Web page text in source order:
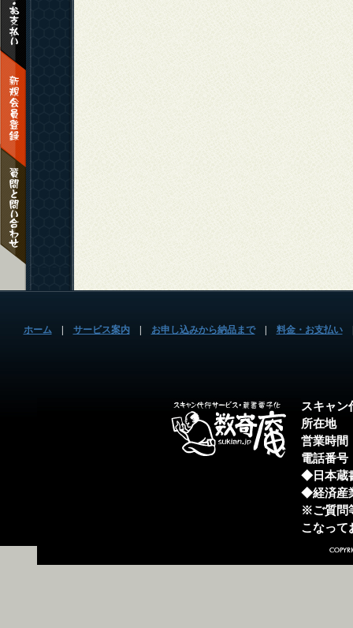
ホーム| サービス案内| お申し込みから納品まで| 料金・お支払い
スキャ
所在地
営業時
電話番
◆日本蔵
◆経済産
※ご質問
こなって